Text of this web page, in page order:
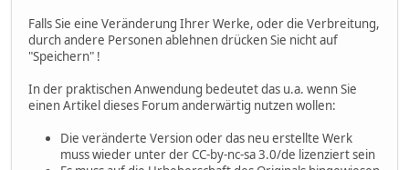
Falls Sie eine Veränderung Ihrer Werke, oder die Verbreitung,
durch andere Personen ablehnen drücken Sie nicht auf
"Speichern" !
In der praktischen Anwendung bedeutet das u.a. wenn Sie
einen Artikel dieses Forum anderwärtig nutzen wollen:
Die veränderte Version oder das neu erstellte Werk
muss wieder unter der CC-by-nc-sa 3.0/de lizenziert sein